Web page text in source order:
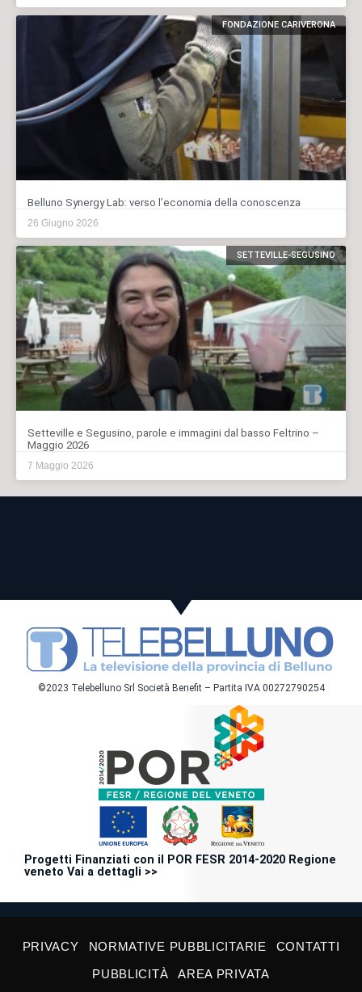
FONDAZIONE CARIVERONA
Belluno Synergy Lab: verso l’economia della conoscenza
26 Giugno 2026
SETTEVILLE-SEGUSINO
Setteville e Segusino, parole e immagini dal basso Feltrino –
Maggio 2026
7 Maggio 2026
©2023 Telebelluno Srl Società Benefit – Partita IVA 00272790254
Progetti Finanziati con il POR FESR 2014-2020 Regione
veneto Vai a dettagli >>
PRIVACY NORMATIVE PUBBLICITARIE
CONTATTI
PUBBLICITÀ
AREA PRIVATA